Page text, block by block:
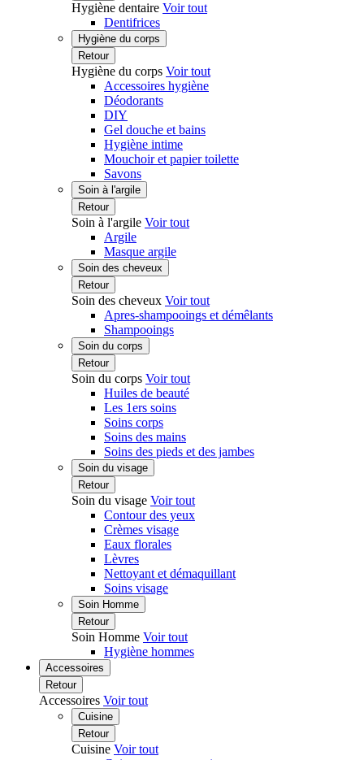
Hygiène dentaire Voir tout
Dentifrices
Hygiène du corps
Retour
Hygiène du corps Voir tout
Accessoires hygiène
Déodorants
DIY
Gel douche et bains
Hygiène intime
Mouchoir et papier toilette
Savons
Soin à l'argile
Retour
Soin à l'argile Voir tout
Argile
Masque argile
Soin des cheveux
Retour
Soin des cheveux Voir tout
Apres-shampooings et démêlants
Shampooings
Soin du corps
Retour
Soin du corps Voir tout
Huiles de beauté
Les 1ers soins
Soins corps
Soins des mains
Soins des pieds et des jambes
Soin du visage
Retour
Soin du visage Voir tout
Contour des yeux
Crèmes visage
Eaux florales
Lèvres
Nettoyant et démaquillant
Soins visage
Soin Homme
Retour
Soin Homme Voir tout
Hygiène hommes
Accessoires
Retour
Accessoires Voir tout
Cuisine
Retour
Cuisine Voir tout